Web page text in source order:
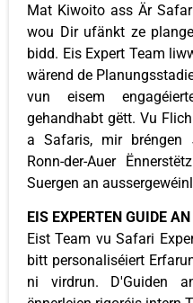
Mat Kiwoito ass Är
wou Dir ufänkt ze
bidd. Eis Expert Team
wärend de
vun eisem
gehandhabt gëtt. Vu
a Safaris, mir bréngen
Ronn-der-Auer
Suergen an
EIS EXPERTEN GUIDE
Eist Team vu Safari
bitt personaliséiert
ni virdrun. D'Guiden